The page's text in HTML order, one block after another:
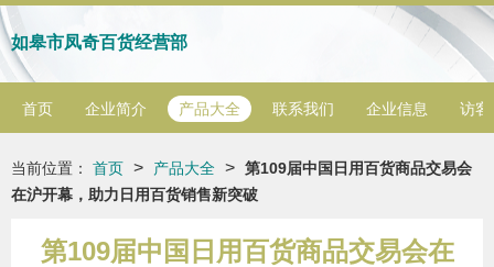
如皋市凤奇百货经营部
首页 企业简介 产品大全 联系我们 企业信息 访客
当前位置： 首页 > 产品大全 > 第109届中国日用百货商品交易会
在沪开幕，助力日用百货销售新突破
第109届中国日用百货商品交易会在